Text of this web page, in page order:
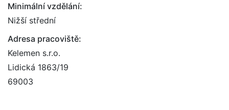
Minimální vzdělání:
Nižší střední
Adresa pracoviště:
Kelemen s.r.o.
Lidická 1863/19
69003